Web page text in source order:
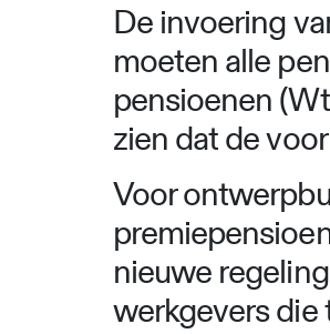
De invoering
moeten alle
pensioenen
zien dat de
Voor
nieuwe
werkgevers die